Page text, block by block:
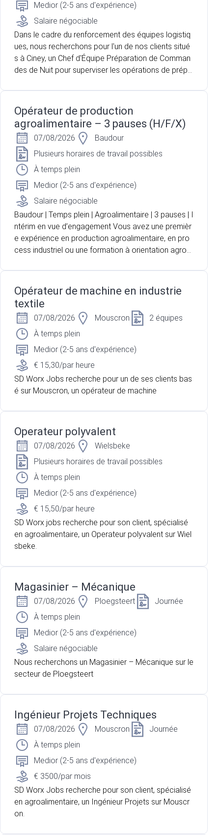
Medior (2-5 ans d'expérience)
Salaire négociable
Dans le cadre du renforcement des équipes logistiq
ues, nous recherchons pour l'un de nos clients situé
s à Ciney, un Chef d'Équipe Préparation de Comman
des de Nuit pour superviser les opérations de prépa
expédition. vous accompagnez une équipe d'enviro
n 5 préparateurs de commandes afin de garantir la
qualité des expéditions et le respect des délais.
Opérateur de production
agroalimentaire – 3 pauses (H/F/X)
07/08/2026
Baudour
Plusieurs horaires de travail possibles
À temps plein
Medior (2-5 ans d'expérience)
Salaire négociable
Baudour | Temps plein | Agroalimentaire | 3 pauses | I
ntérim en vue d’engagement Vous avez une premièr
e expérience en production agroalimentaire, en pro
cess industriel ou une formation à orientation agron
ous pouvez suivre un produit depuis sa réception jus
qu'à sa transformation ? Pour l'un de nos partenaire
s, acteur majeur du secteur laitier et agroalimentaire
situé à Baudour, nous recherchons un opérateur de
production pour renforcer les équipes en charge de
la réception et de la transformation du lait. Vous oc
cuperez une fonction polyvalente mêlant contrôle q
ualité, conduite d'installations, suivi du processus de
production et gestion des flux.
Opérateur de machine en industrie
textile
07/08/2026 Mouscron
2 équipes
À temps plein
Medior (2-5 ans d'expérience)
€ 15,30/par heure
SD Worx Jobs recherche pour un de ses clients bas
é sur Mouscron, un opérateur de machine
Operateur polyvalent
07/08/2026
Wielsbeke
Plusieurs horaires de travail possibles
À temps plein
Medior (2-5 ans d'expérience)
€ 15,50/par heure
SD Worx jobs recherche pour son client, spécialisé
en agroalimentaire, un Operateur polyvalent sur Wiel
sbeke.
Magasinier – Mécanique
07/08/2026 Ploegsteert
Journée
À temps plein
Medior (2-5 ans d'expérience)
Salaire négociable
Nous recherchons un Magasinier – Mécanique sur le
secteur de Ploegsteert
Ingénieur Projets Techniques
07/08/2026 Mouscron
Journée
À temps plein
Medior (2-5 ans d'expérience)
€ 3500/par mois
SD Worx Jobs recherche pour son client, spécialisé
en agroalimentaire, un Ingénieur Projets sur Mouscr
on.